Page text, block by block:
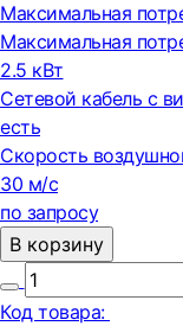
Максимальная
Максимальная
2.5 кВт
Сетевой кабель с
есть
Скорость
30 м/с
по запросу
В корзину
Код товара: